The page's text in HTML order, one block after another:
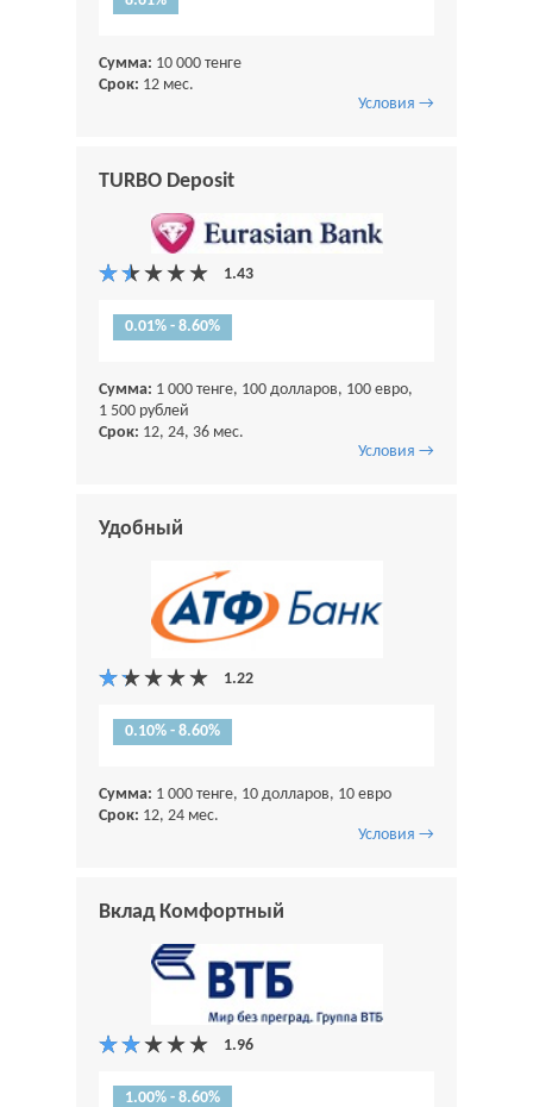
Сумма: 10 000 тенге
Срок: 12 мес.
Условия →
TURBO Deposit
0.01% - 8.60%
Сумма: 1 000 тенге, 100 долларов, 100 евро,
1 500 рублей
Срок: 12, 24, 36 мес.
Условия →
Удобный
0.10% - 8.60%
Сумма: 1 000 тенге, 10 долларов, 10 евро
Срок: 12, 24 мес.
Условия →
Вклад Комфортный
1.00% - 8.60%